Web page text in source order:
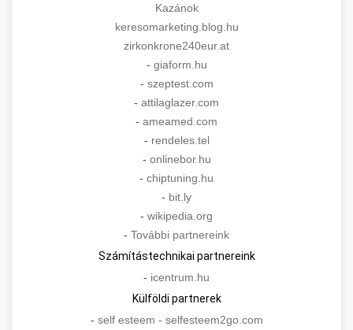
Kazánok
keresomarketing.blog.hu
zirkonkrone240eur.at
- giaform.hu
- szeptest.com
- attilaglazer.com
- ameamed.com
- rendeles.tel
- onlinebor.hu
- chiptuning.hu
- bit.ly
- wikipedia.org
- További partnereink
Számítástechnikai partnereink
- icentrum.hu
Külföldi partnerek
- self esteem - selfesteem2go.com